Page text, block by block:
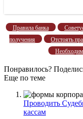
Правила банка
получения
Отстоять
Понравилось?
Еще по теме
Проводить
кассам